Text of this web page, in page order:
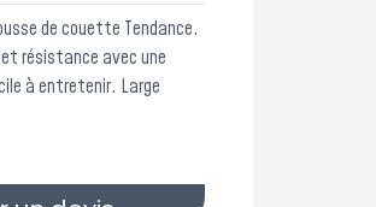
de couette Tendance.
résistance avec une
à entretenir. Large